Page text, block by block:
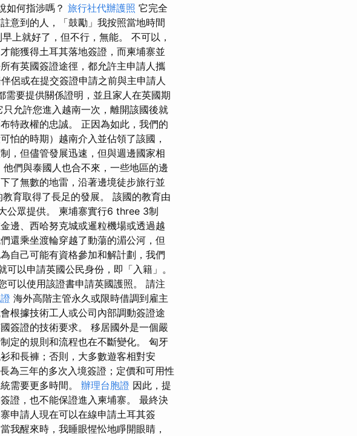
如何指涉嗎？ 旅行社代辦護照 它完全
意到的人，「鼓勵」我按照當地時間
上就好了，但不行，無能。 不可以，
能獲得土耳其落地簽證，而柬埔寨並
有英國簽證途徑，都允許主申請人攜
侶或在提交簽證申請之前與主申請人
要提供關係證明，並且家人在英國期
允許您進入越南一次，離開該國後就
特政權的忠誠。 正因為如此，我們的
怕的時期）越南介入並佔領了該國，
，但儘管發展迅速，但與週邊國家相
們與泰國人也合不來，一些地區的邊
了無數的地雷，沿著邊境徒步旅行並
育取得了長足的發展。 該國的教育由
公眾提供。 柬埔寨實行6 three 3制
邊、西哈努克城或暹粒機場或透過越
還乘坐渡輪穿越了動蕩的湄公河，但
自己可能有資格參加和解計劃，我們
以申請英國公民身份，即「入籍」。
可以使用該證書申請英國護照。 請注
海外高階主管永久或限時借調到雇主
根據技術工人或公司內部調動簽證途
簽證的技術要求。 移居國外是一個嚴
定的規則和流程也在不斷變化。 匈牙
和長褲；否則，大多數遊客相對安
為三年的多次入境簽證；定價和可用性
需要更多時間。 辦理台胞證 因此，提
證，也不能保證進入柬埔寨。 最終決
申請人現在可以在線申請土耳其簽
我醒來時，我睡眼惺忪地睜開眼睛，